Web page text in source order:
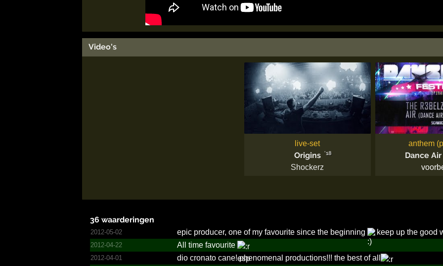
Video's
live-set
Origins '18
Shockerz
anthem
Dance
36 waarderingen
2012-05-02 epic producer, one of my favourite since the beginning keep up the good
2012-04-22 All time favourite
2012-04-01 dio cronato cane! phenomenal productions!!! the best of all